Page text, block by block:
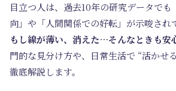
目立つ人は、過去10年の研究データで
向」や「人間関係での好転」が示唆され
もし線が薄い、消えた…そんなときも安
門的な見分け方や、日常生活で “活かせ
徹底解説します。